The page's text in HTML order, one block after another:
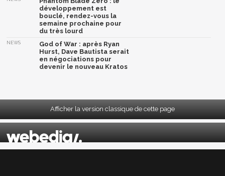
développement est
bouclé, rendez-vous la
semaine prochaine pour
du très lourd
NEWS
God of War : après Ryan
Hurst, Dave Bautista serait
en négociations pour
devenir le nouveau Kratos
Afficher la version classique de cette page